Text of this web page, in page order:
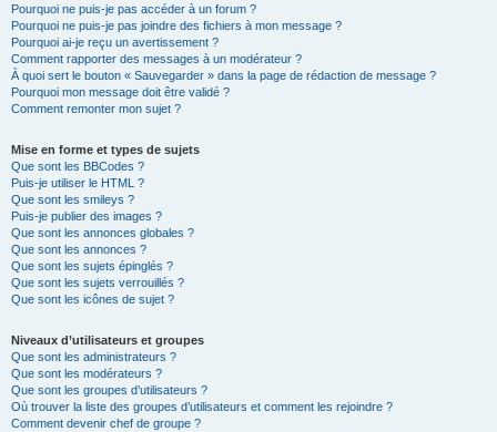
Pourquoi ne puis-je pas accéder à un forum ?
Pourquoi ne puis-je pas joindre des fichiers à mon message ?
Pourquoi ai-je reçu un avertissement ?
Comment rapporter des messages à un modérateur ?
À quoi sert le bouton « Sauvegarder » dans la page de rédaction de message ?
Pourquoi mon message doit être validé ?
Comment remonter mon sujet ?
Mise en forme et types de sujets
Que sont les BBCodes ?
Puis-je utiliser le HTML ?
Que sont les smileys ?
Puis-je publier des images ?
Que sont les annonces globales ?
Que sont les annonces ?
Que sont les sujets épinglés ?
Que sont les sujets verrouillés ?
Que sont les icônes de sujet ?
Niveaux d’utilisateurs et groupes
Que sont les administrateurs ?
Que sont les modérateurs ?
Que sont les groupes d’utilisateurs ?
Où trouver la liste des groupes d’utilisateurs et comment les rejoindre ?
Comment devenir chef de groupe ?